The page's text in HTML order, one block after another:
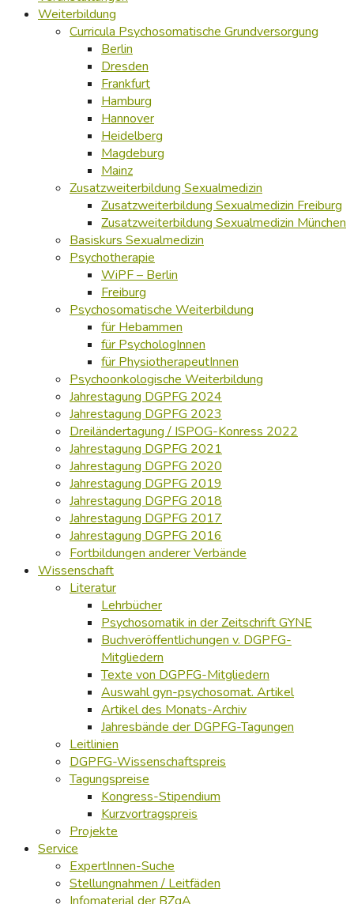
Weiterbildung
Curricula Psychosomatische Grundversorgung
Berlin
Dresden
Frankfurt
Hamburg
Hannover
Heidelberg
Magdeburg
Mainz
Zusatzweiterbildung Sexualmedizin
Zusatzweiterbildung Sexualmedizin Freiburg
Zusatzweiterbildung Sexualmedizin München
Basiskurs Sexualmedizin
Psychotherapie
WiPF – Berlin
Freiburg
Psychosomatische Weiterbildung
für Hebammen
für PsychologInnen
für PhysiotherapeutInnen
Psychoonkologische Weiterbildung
Jahrestagung DGPFG 2024
Jahrestagung DGPFG 2023
Dreiländertagung / ISPOG-Konress 2022
Jahrestagung DGPFG 2021
Jahrestagung DGPFG 2020
Jahrestagung DGPFG 2019
Jahrestagung DGPFG 2018
Jahrestagung DGPFG 2017
Jahrestagung DGPFG 2016
Fortbildungen anderer Verbände
Wissenschaft
Literatur
Lehrbücher
Psychosomatik in der Zeitschrift GYNE
Buchveröffentlichungen v. DGPFG-
Mitgliedern
Texte von DGPFG-Mitgliedern
Auswahl gyn-psychosomat. Artikel
Artikel des Monats-Archiv
Jahresbände der DGPFG-Tagungen
Leitlinien
DGPFG-Wissenschaftspreis
Tagungspreise
Kongress-Stipendium
Kurzvortragspreis
Projekte
Service
ExpertInnen-Suche
Stellungnahmen / Leitfäden
Infomaterial der BZgA